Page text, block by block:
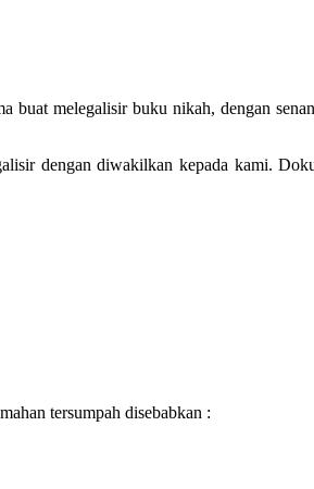
melegalisir buku nikah, dengan
dengan diwakilkan kepada kami.
tersumpah disebabkan :